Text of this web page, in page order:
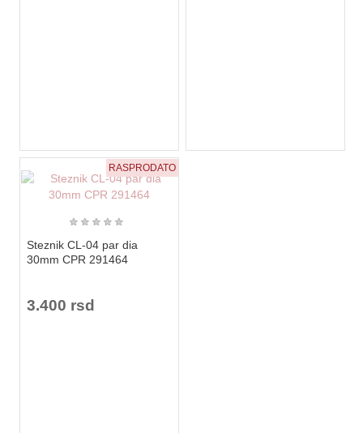
RASPRODATO
★ ★ ★ ★ ★
Steznik CL-04 par dia
30mm CPR 291464
3.400 rsd